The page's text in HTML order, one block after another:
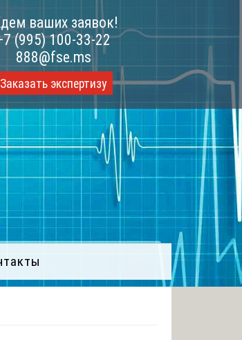
ваших заявок!
(995) 100-33-22
888@fse.ms
Заказать экспертизу